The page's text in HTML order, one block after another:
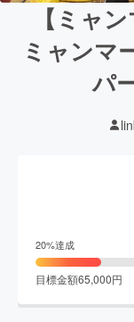
【ミャ
ミャンマ
パ
20%達成
目標金額65,000円